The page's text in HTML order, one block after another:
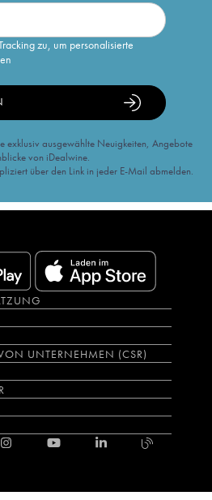
zu, um personalisierte
exklusiv ausgewählte Neuigkeiten, Angebote
von iDealwine.
über den Link in jeder E-Mail abmelden.
UNTERNEHMEN (CSR)